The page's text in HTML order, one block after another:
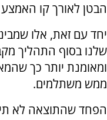
הבטן לאורך קו
יחד עם זאת, אלו
שלנו בסוף התהליך
ומאומנת יותר כך
ממש משתלמים.
הפחד שהתוצאה לא